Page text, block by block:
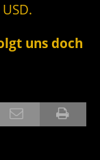
uns doch